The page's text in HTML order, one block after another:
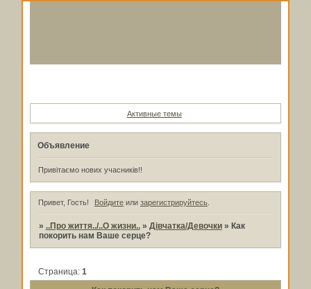
Активные темы
Объявление
Привітаємо нових учасників!!
Привет, Гость! Войдите илизарегистрируйтесь
» ..Про життя../..О жизни.. » Дівчатка/Девочки » Как
покорить нам Ваше серце?
Страница: 1